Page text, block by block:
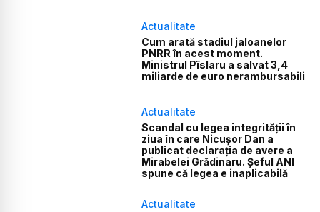
Actualitate
Cum arată stadiul jaloanelor
PNRR în acest moment.
Ministrul Pîslaru a salvat 3,4
miliarde de euro nerambursabili
Actualitate
Scandal cu legea integrității în
ziua în care Nicușor Dan a
publicat declarația de avere a
Mirabelei Grădinaru. Șeful ANI
spune că legea e inaplicabilă
Actualitate